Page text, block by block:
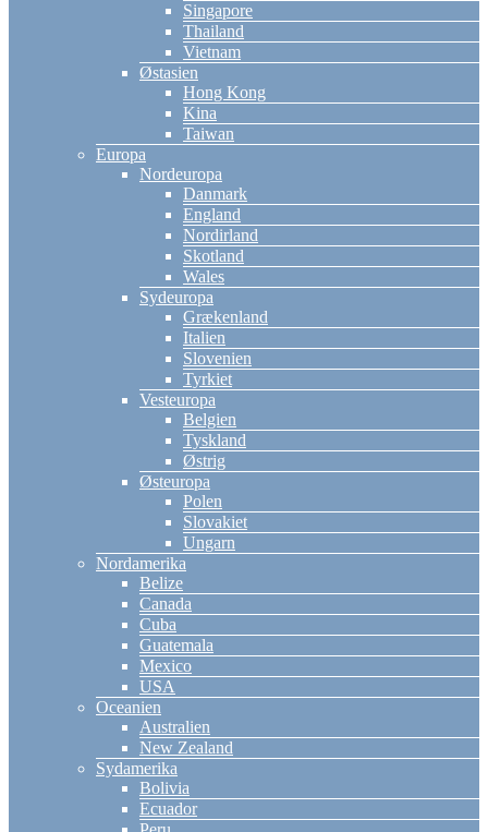
Singapore
Thailand
Vietnam
Østasien
Hong Kong
Kina
Taiwan
Europa
Nordeuropa
Danmark
England
Nordirland
Skotland
Wales
Sydeuropa
Grækenland
Italien
Slovenien
Tyrkiet
Vesteuropa
Belgien
Tyskland
Østrig
Østeuropa
Polen
Slovakiet
Ungarn
Nordamerika
Belize
Canada
Cuba
Guatemala
Mexico
USA
Oceanien
Australien
New Zealand
Sydamerika
Bolivia
Ecuador